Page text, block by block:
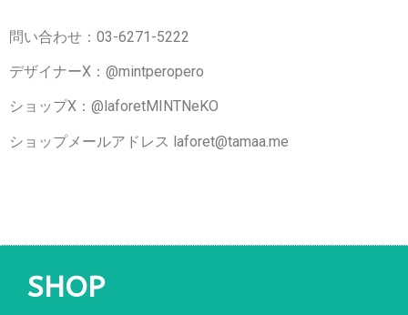
問い合わせ：03-6271-5222
デザイナーX：@mintperopero
ショップX：@laforetMINTNeKO
ショップメールアドレス laforet@tamaa.me
SHOP